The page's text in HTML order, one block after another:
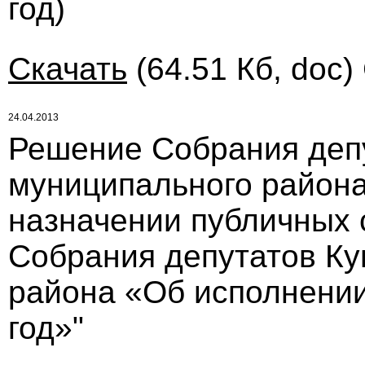
год)
Скачать (64.51 Кб, doc)
24.04.2013
Решение Собрания
муниципального
назначении
Собрания депутатов
района «Об
год»"